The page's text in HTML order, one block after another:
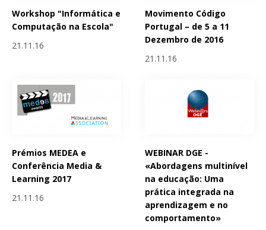
Workshop "Informática e
Computação na Escola"
21.11.16
Movimento Código
Portugal – de 5 a 11
Dezembro de 2016
21.11.16
Prémios MEDEA e
Conferência Media &
Learning 2017
21.11.16
WEBINAR DGE -
«Abordagens multinível
na educação: Uma
prática integrada na
aprendizagem e no
comportamento»